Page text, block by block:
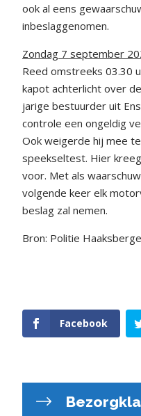
ook al eens
inbeslaggenomen.
Zondag 7 september
Reed omstreeks 03.30
kapot achterlicht over
jarige bestuurder uit
controle een ongeldig
Ook weigerde hij mee
speekseltest. Hier
voor. Met als
volgende keer elk
beslag zal nemen.
Bron: Politie
Facebook